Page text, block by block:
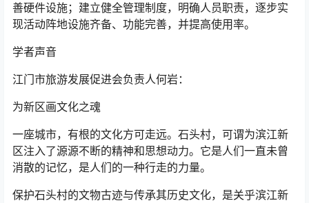
善硬件设施；建立健全管理制度，明确人员职责，逐步实
现活动阵地设施齐备、功能完善，并提高使用率。
学者声音
江门市旅游发展促进会负责人何岩：
为新区画文化之魂
一座城市，有根的文化方可走远。石头村，可谓为滨江新
区注入了源源不断的精神和思想动力。它是人们一直未曾
消散的记忆，是人们的一种行走的力量。
保护石头村的文物古迹与传承其历史文化，是关乎滨江新